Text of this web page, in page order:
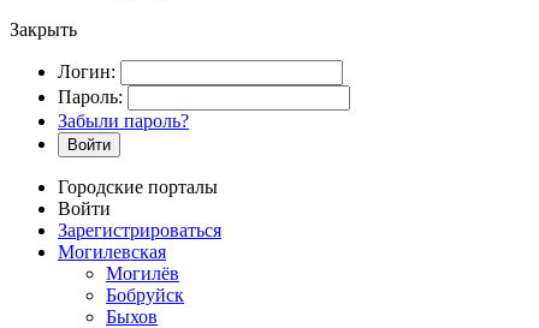
Закрыть
Логин:
Пароль:
Забыли пароль?
Войти
Городские порталы
Войти
Зарегистрироваться
Могилевская
Могилёв
Бобруйск
Быхов